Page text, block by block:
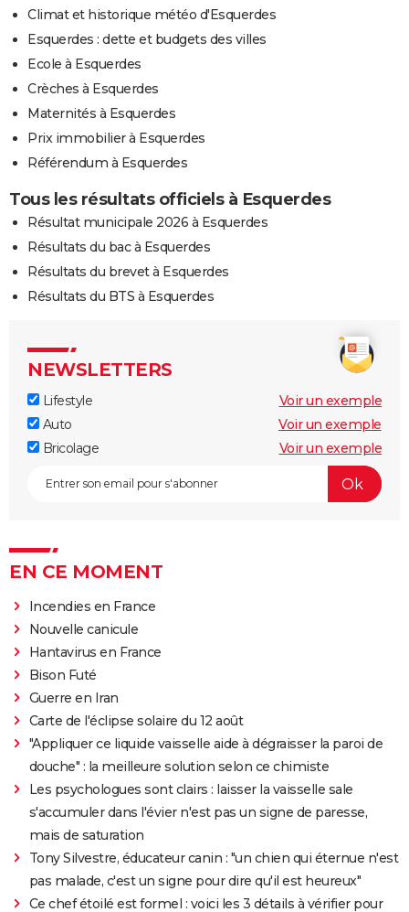
Climat et historique météo d'Esquerdes
Esquerdes : dette et budgets des villes
Ecole à Esquerdes
Crèches à Esquerdes
Maternités à Esquerdes
Prix immobilier à Esquerdes
Référendum à Esquerdes
Tous les résultats officiels à Esquerdes
Résultat municipale 2026 à Esquerdes
Résultats du bac à Esquerdes
Résultats du brevet à Esquerdes
Résultats du BTS à Esquerdes
NEWSLETTERS
Lifestyle
Voir un exemple
Auto
Voir un exemple
Bricolage
Voir un exemple
EN CE MOMENT
Incendies en France
Nouvelle canicule
Hantavirus en France
Bison Futé
Guerre en Iran
Carte de l'éclipse solaire du 12 août
"Appliquer ce liquide vaisselle aide à dégraisser la paroi de
douche" : la meilleure solution selon ce chimiste
Les psychologues sont clairs : laisser la vaisselle sale
s'accumuler dans l'évier n'est pas un signe de paresse,
mais de saturation
Tony Silvestre, éducateur canin : "un chien qui éternue n'est
pas malade, c'est un signe pour dire qu'il est heureux"
Ce chef étoilé est formel : voici les 3 détails à vérifier pour